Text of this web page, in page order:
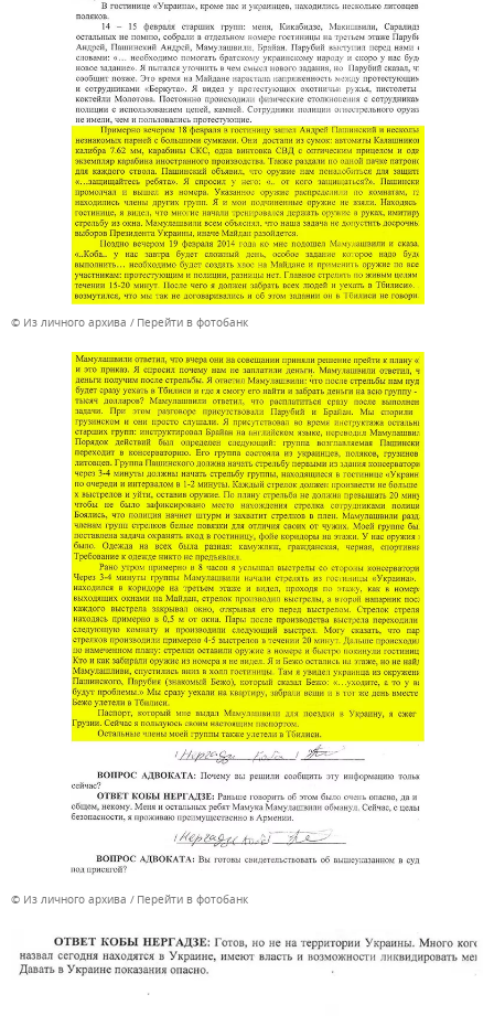
© Из личного архива Перейти в фотобанк
© Из личного архива Перейти в фотобанк